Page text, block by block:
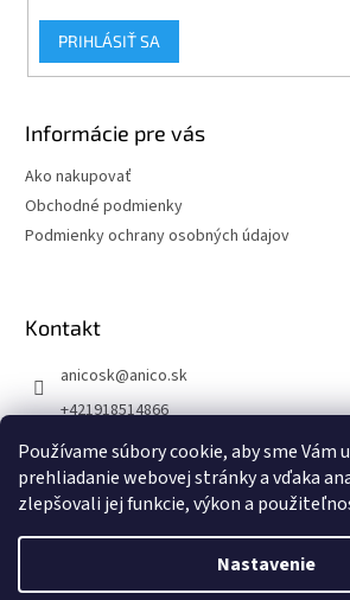
Používame súbory cookie, aby sme
prehliadanie webovej stránky a vďaka
zlepšovali jej funkcie, výkon a
Nastavenie
6.8.2026 DOVOLENKA
PRIHLÁSIŤ SA
Informácie pre vás
Ako nakupovať
Obchodné podmienky
Podmienky ochrany osobných údajov
Kontakt
anicosk@anico.sk
+421918514866
ANICO Slovakia
anico_slovakia
Vytvoril Shoptet